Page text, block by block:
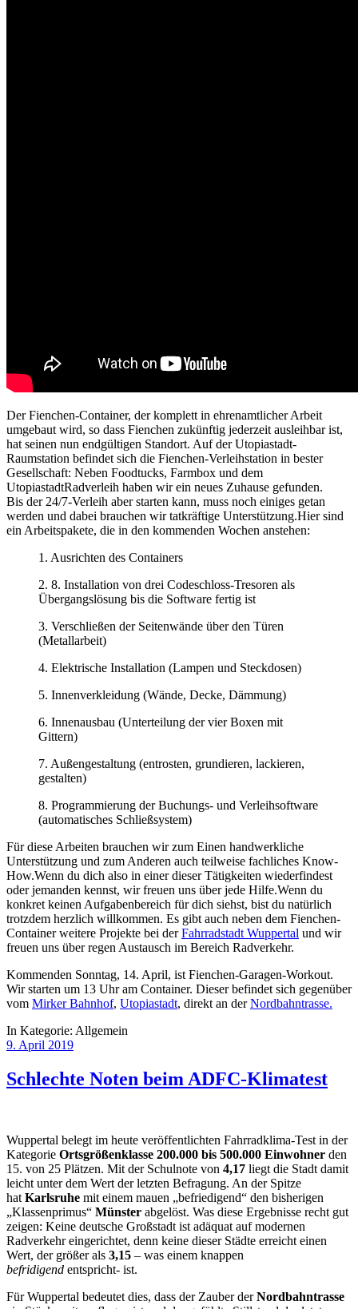
Der Fienchen-Container, der komplett in ehrenamtlicher Arbeit
umgebaut wird, so dass Fienchen zukünftig jederzeit ausleihbarist,
hat seinen nun endgültigen Standort. Auf der Utopiastadt-
Raumstation befindet sich die Fienchen-Verleihstation in bester
Gesellschaft: Neben Foodtucks, Farmbox und dem
UtopiastadtRadverleih haben wir ein neues Zuhause gefunden.
Bis der 24/7-Verleih aber starten kann, muss noch einiges getan
werden und dabei brauchen wir tatkräftige Unterstützung.Hier sind
ein Arbeitspakete, die in den kommenden Wochen anstehen:
1. Ausrichten des Containers
2. 8. Installation von drei Codeschloss-Tresoren als
Übergangslösung bis die Software fertig ist
3. Verschließen der Seitenwände über den Türen
(Metallarbeit)
4. Elektrische Installation (Lampen und Steckdosen)
5. Innenverkleidung (Wände, Decke, Dämmung)
6. Innenausbau (Unterteilung der vier Boxen mit
Gittern)
7. Außengestaltung (entrosten, grundieren, lackieren,
gestalten)
8. Programmierung der Buchungs- und Verleihsoftware
(automatisches Schließsystem)
Für diese Arbeiten brauchen wir zum Einen handwerkliche
Unterstützung und zum Anderen auch teilweise fachliches Know-
How.Wenn du dich also in einer dieser Tätigkeiten wiederfindest
oder jemanden kennst, wir freuen uns über jede Hilfe.Wenn du
konkret keinen Aufgabenbereich für dich siehst, bist du natürlich
trotzdem herzlich willkommen. Es gibt auch neben dem Fienchen-
Container weitere Projekte bei derFahrradstadt Wuppertal und wir
freuen uns über regen Austausch im Bereich Radverkehr.
Kommenden Sonntag, 14. April, ist Fienchen-Garagen-Workout.
Wir starten um 13 Uhr am Container. Dieser befindet sich gegenüber
vom Mirker Bahnhof, Utopiastadt, direkt an derNordbahntrasse.
In Kategorie: Allgemein
9. April 2019
Schlechte Noten beim ADFC-Klimatest
Wuppertal belegt im heute veröffentlichten Fahrradklima-Test in der
Kategorie Ortsgrößenklasse 200.000 bis 500.000 Einwohner den
15. von 25 Plätzen. Mit der Schulnote von 4,17 liegt die Stadt damit
leicht unter dem Wert der letzten Befragung. An der Spitze
hat Karlsruhe mit einem mauen „befriedigend“ den bisherigen
„Klassenprimus“ Münster abgelöst. Was diese Ergebnisse recht gut
zeigen: Keine deutsche Großstadt ist adäquat auf modernen
Radverkehr eingerichtet, denn keine dieser Städte erreicht einen
Wert, der größer als 3,15 – was einem knappen
befridigend entspricht- ist.
Für Wuppertal bedeutet dies, dass der Zauber derNordbahntrasse